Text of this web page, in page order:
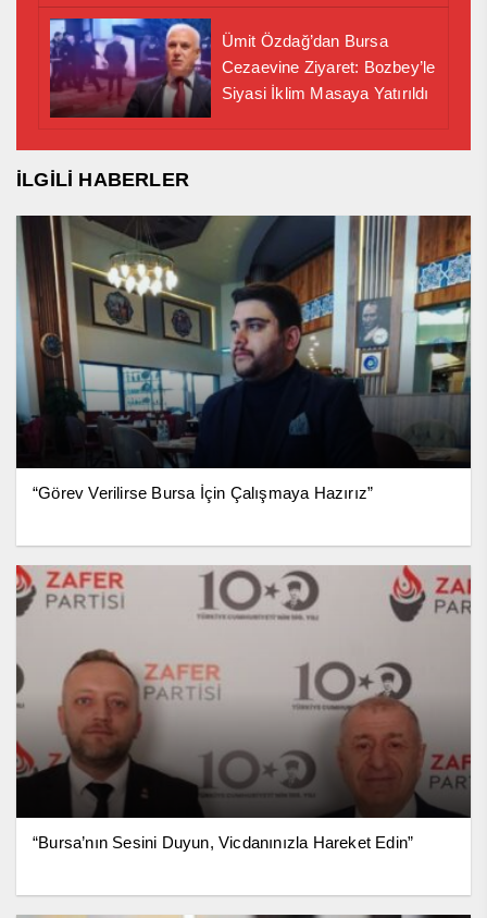
Ümit Özdağ’dan Bursa
Cezaevine Ziyaret: Bozbey’le
Siyasi İklim Masaya Yatırıldı
İLGİLİ HABERLER
“Görev Verilirse Bursa İçin Çalışmaya Hazırız”
“Bursa’nın Sesini Duyun, Vicdanınızla Hareket Edin”